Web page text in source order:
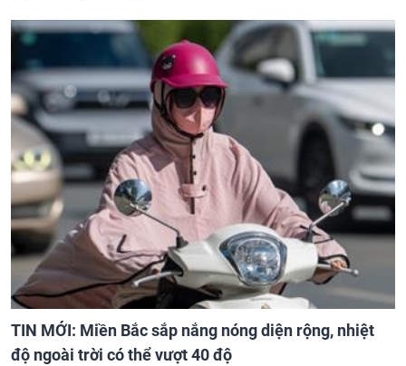
TIN MỚI: Miền Bắc sắp nắng nóng diện rộng, nhiệt
độ ngoài trời có thể vượt 40 độ